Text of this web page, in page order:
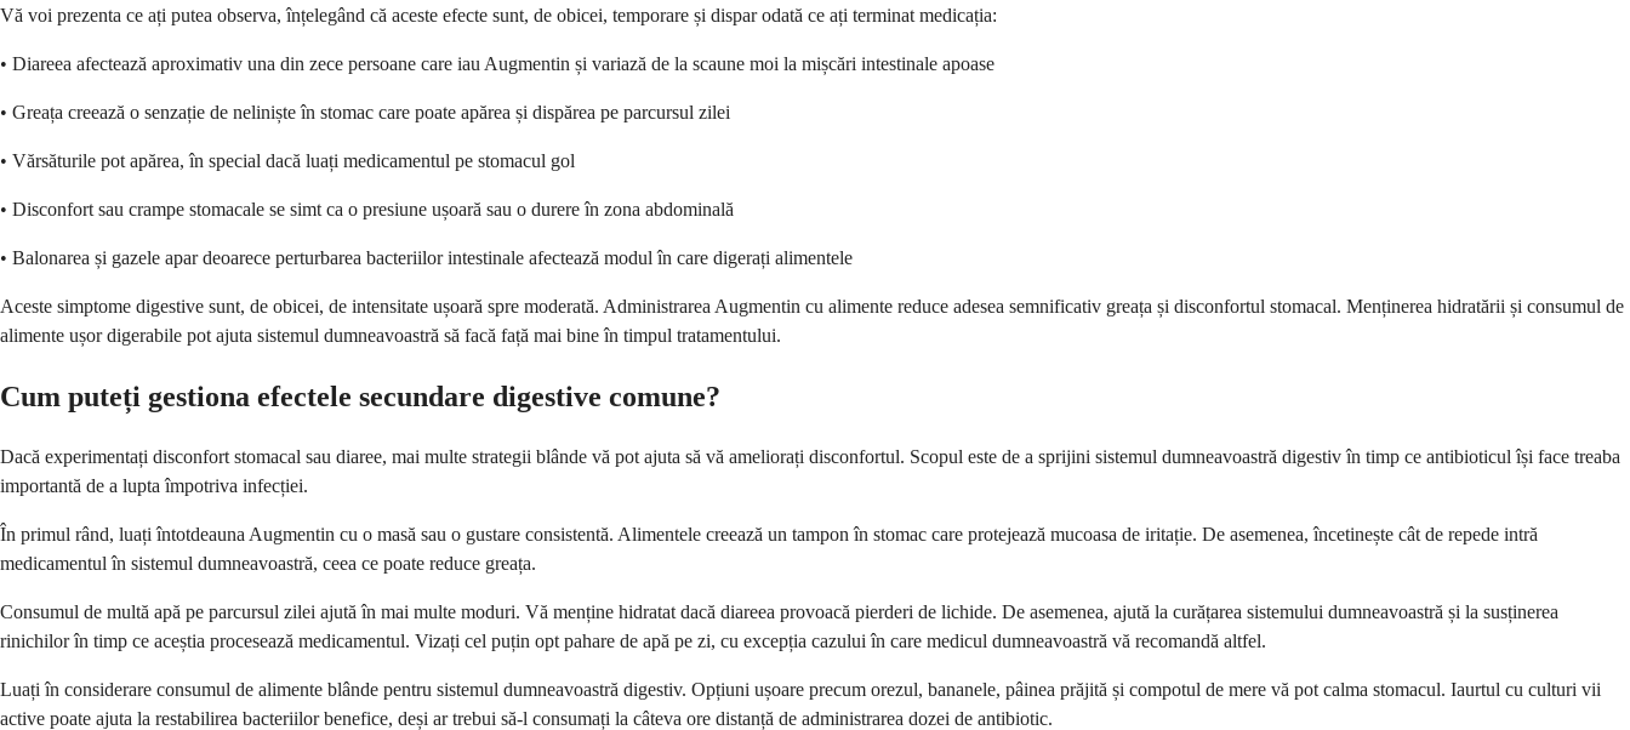
Vă voi prezenta ce ați putea observa, înțelegând că aceste efecte sunt, de obicei, temporare și dispar odată ce ați terminat medicația:
• Diareea afectează aproximativ una din zece persoane care iau Augmentin și variază de la scaune moi la mișcări intestinale apoase
• Greața creează o senzație de neliniște în stomac care poate apărea și dispărea pe parcursul zilei
• Vărsăturile pot apărea, în special dacă luați medicamentul pe stomacul gol
• Disconfort sau crampe stomacale se simt ca o presiune ușoară sau o durere în zona abdominală
• Balonarea și gazele apar deoarece perturbarea bacteriilor intestinale afectează modul în care digerați alimentele
Aceste simptome digestive sunt, de obicei, de intensitate ușoară spre moderată. Administrarea Augmentin cu alimente reduce adesea semnificativ greața și disconfortul stomacal. Menținerea hidratării și consumul de
alimente ușor digerabile pot ajuta sistemul dumneavoastră să facă față mai bine în timpul tratamentului.
Cum puteți gestiona efectele secundare digestive comune?
Dacă experimentați disconfort stomacal sau diaree, mai multe strategii blânde vă pot ajuta să vă ameliorați disconfortul. Scopul este de a sprijini sistemul dumneavoastră digestiv în timp ce antibioticul își face treaba
importantă de a lupta împotriva infecției.
În primul rând, luați întotdeauna Augmentin cu o masă sau o gustare consistentă. Alimentele creează un tampon în stomac care protejează mucoasa de iritație. De asemenea, încetinește cât de repede intră
medicamentul în sistemul dumneavoastră, ceea ce poate reduce greața.
Consumul de multă apă pe parcursul zilei ajută în mai multe moduri. Vă menține hidratat dacă diareea provoacă pierderi de lichide. De asemenea, ajută la curățarea sistemului dumneavoastră și la susținerea
rinichilor în timp ce aceștia procesează medicamentul. Vizați cel puțin opt pahare de apă pe zi, cu excepția cazului în care medicul dumneavoastră vă recomandă altfel.
Luați în considerare consumul de alimente blânde pentru sistemul dumneavoastră digestiv. Opțiuni ușoare precum orezul, bananele, pâinea prăjită și compotul de mere vă pot calma stomacul. Iaurtul cu culturi vii
active poate ajuta la restabilirea bacteriilor benefice, deși ar trebui să-l consumați la câteva ore distanță de administrarea dozei de antibiotic.